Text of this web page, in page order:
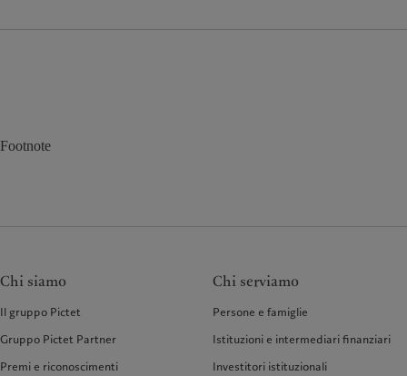
Footnote
Chi siamo
Il gruppo Pictet
Gruppo Pictet Partner
Premi e riconoscimenti
Chi serviamo
Persone e famiglie
Istituzioni e intermediari finanziari
Investitori istituzionali